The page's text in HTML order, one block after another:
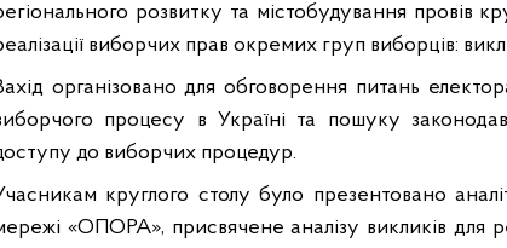
розвитку та містобудування провів
виборчих прав окремих груп виборців:
організовано для обговорення питань
процесу в Україні та пошуку
до виборчих процедур.
круглого столу було презентовано
«ОПОРА», присвячене аналізу викликів для